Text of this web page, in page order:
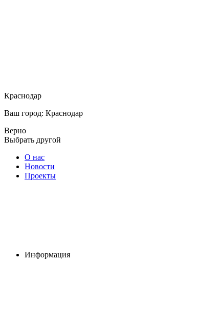
Краснодар
Ваш город: Краснодар
Верно
Выбрать другой
О нас
Новости
Проекты
Информация